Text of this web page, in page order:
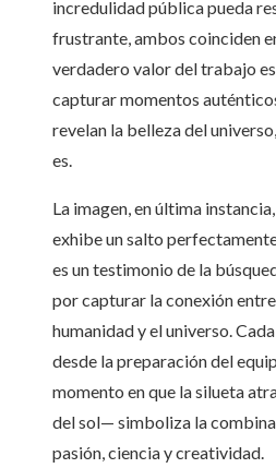
incredulidad pública pueda
frustrante, ambos coinciden
verdadero valor del trabajo
capturar momentos
revelan la belleza del
es.
La imagen, en última
exhibe un salto
es un testimonio de la
por capturar la conexión
humanidad y el universo.
desde la preparación del
momento en que la silueta
del sol— simboliza la
pasión, ciencia y creatividad.